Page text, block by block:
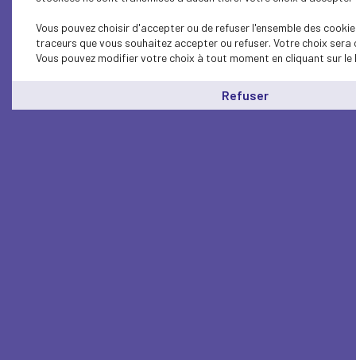
Vous pouvez choisir d'accepter ou de refuser l'ensemble des
traceurs que vous souhaitez accepter ou refuser. Votre choix
Vous pouvez modifier votre choix à tout moment en cliquant sur le
Refuser